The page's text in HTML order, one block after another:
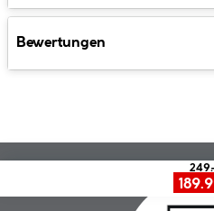
Bewertungen